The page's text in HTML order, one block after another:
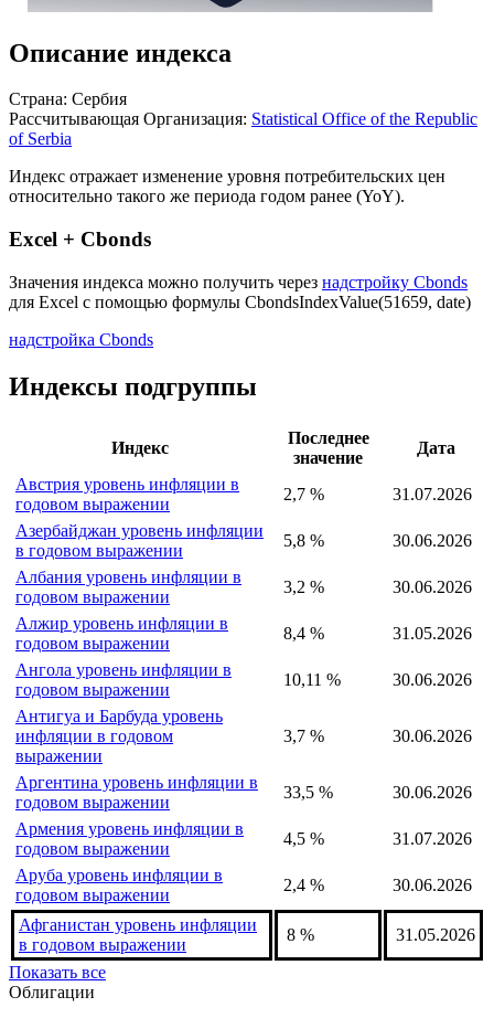
Описание индекса
Страна: Сербия
Рассчитывающая Организация: Statistical Office of the Republic
of Serbia
Индекс отражает изменение уровня потребительских цен
относительно такого же периода годом ранее (YoY).
Excel + Cbonds
Значения индекса можно получить через надстройку Cbonds
для Excel с помощью формулы CbondsIndexValue(51659, date)
надстройка Cbonds
Индексы подгруппы
Индекс
Последнее
значение
Дата
Австрия уровень инфляции в
годовом выражении
2,7 %
31.07.2026
Азербайджан уровень инфляции
в годовом выражении
5,8 %
30.06.2026
Албания уровень инфляции в
годовом выражении
3,2 %
30.06.2026
Алжир уровень инфляции в
годовом выражении
8,4 %
31.05.2026
Ангола уровень инфляции в
годовом выражении
10,11 %
30.06.2026
Антигуа и Барбуда уровень
инфляции в годовом
выражении
3,7 % 30.06.2026
Аргентина уровень инфляции в
годовом выражении
33,5 %
30.06.2026
Армения уровень инфляции в
годовом выражении
4,5 %
31.07.2026
Аруба уровень инфляции в
годовом выражении
2,4 % 30.06.2026
Афганистан уровень инфляции
в годовом выражении
8 %
31.05.2026
Показать все
Облигации